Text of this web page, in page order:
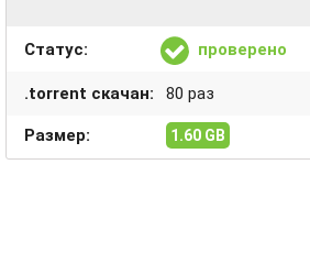
Статус: проверено
.torrent скачан: 80 раз
Размер: 1.60 GB